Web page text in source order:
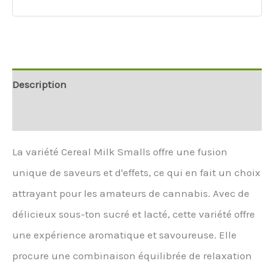
Smalls
Description
La variété Cereal Milk Smalls offre une fusion
unique de saveurs et d'effets, ce qui en fait un choix
attrayant pour les amateurs de cannabis. Avec de
délicieux sous-ton sucré et lacté, cette variété offre
une expérience aromatique et savoureuse. Elle
procure une combinaison équilibrée de relaxation